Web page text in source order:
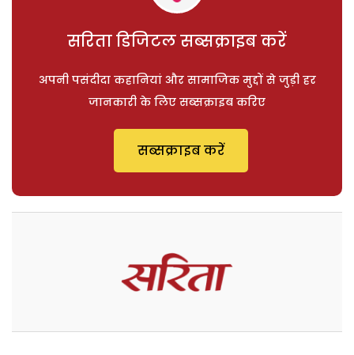
सरिता डिजिटल सब्सक्राइब करें
अपनी पसंदीदा कहानियां और सामाजिक मुद्दों से जुड़ी हर
जानकारी के लिए सब्सक्राइब करिए
सब्सक्राइब करें